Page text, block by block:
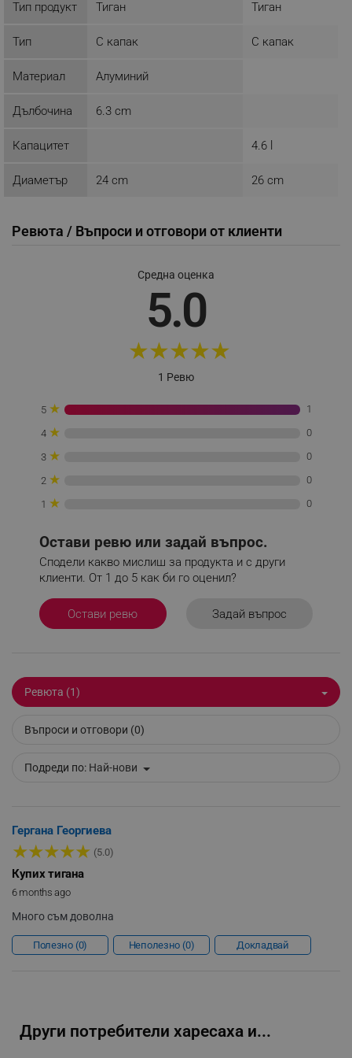
Тип продукт Тиган Тиган
Тип С капак С капак
Материал Алуминий
Дълбочина 6.3 cm
Капацитет 4.6 l
Диаметър 24 cm 26 cm
Ревюта / Въпроси и отговори от клиенти
Средна оценка
5.0
★★★★★
1 Ревю
5 ★ 1
4 ★ 0
3 ★ 0
2 ★ 0
1 ★ 0
Остави ревю или задай въпрос.
Сподели какво мислиш за продукта и с други
клиенти. От 1 до 5 как би го оценил?
Остави ревю Задай въпрос
Ревюта (1)
Въпроси и отговори (0)
Подреди по: Най-нови
Гергана Георгиева
★★★★★ (5.0)
Купих тигана
6 months ago
Много съм доволна
Полезно 0 Неполезно 0 Докладвай
Други потребители харесаха и...
Име
Provider /
click_code_ps
.alleop.bg
_nzm_idnl_92166-7699
_nzm_noid_92166-7699
.alleop.bg
_sgf_session_id .alleop.bg
_sgf_delayed_actions,
_sgf_delayed_campaigns
_sgf_npq .alleop.bg
_sgf_rq
sgfUserUpdateData
Google Privacy Policy